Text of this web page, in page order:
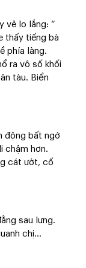
vẻ lo lắng: “
thấy tiếng bà
phía làng.
ra vô số khối
tàu. Biển
động bất ngờ
chậm hơn.
cát ướt, cố
sau lưng.
chị…